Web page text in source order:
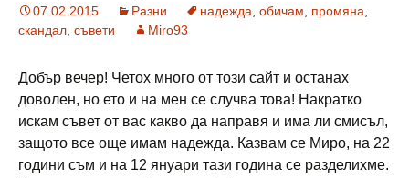
07.02.2015 Разни надежда обичам промяна
скандал съвети Miro93
Добър вечер! Четох много от този сайт и останах
доволен, но ето и на мен се случва това! Накратко
искам съвет от вас какво да направя и има ли смисъл,
защото все още имам надежда. Казвам се Миро, на 22
години съм и на 12 януари тази година се разделихме.